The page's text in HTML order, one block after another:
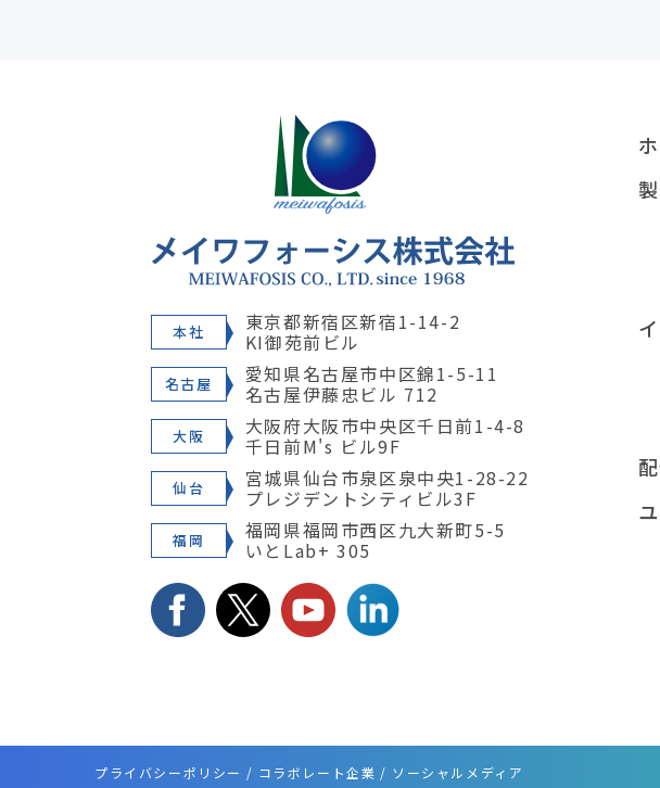
本社 東京都新宿区新宿1-14-2
KI御苑前ビル
名古屋 愛知県名古屋市中区錦1-5-11
名古屋伊藤忠ビル 712
大阪 大阪府大阪市中央区千日前1-4-8
千日前M's ビル9F
仙台 宮城県仙台市泉区泉中央1-28-22
プレジデントシティビル3F
福岡 福岡県福岡市西区九大新町5-5
いとLab+ 305
プライバシーポリシー コラボレート企業 ソーシャルメディア